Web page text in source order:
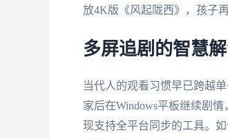
放4K版《风起陇西》，孩子
多屏追剧的智慧
当代人的观看习惯早已跨越
家后在Windows平板继续剧
现支持全平台同步的工具。